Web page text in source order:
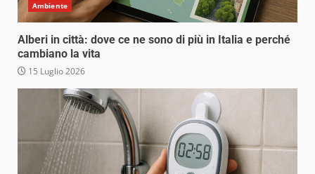
Ambiente
Alberi in città: dove ce ne sono di più in Italia e perché
cambiano la vita
15 Luglio 2026